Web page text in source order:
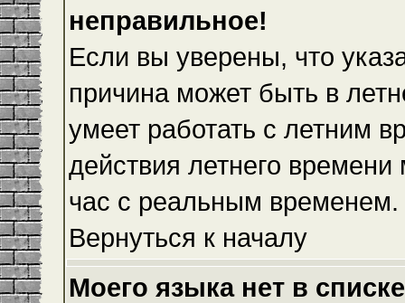
неправильное!
Если вы уверены, что
причина может быть в
умеет работать с летним
действия летнего
час с реальным временем.
Вернуться к началу
Моего языка нет в